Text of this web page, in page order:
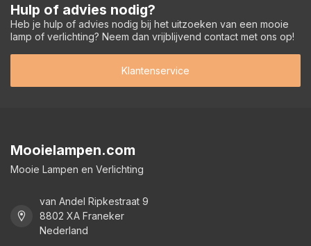
Hulp of advies nodig?
Heb je hulp of advies nodig bij het uitzoeken van een mooie
lamp of verlichting? Neem dan vrijblijvend contact met ons op!
Klantenservice
Mooielampen.com
Mooie Lampen en Verlichting
van Andel Ripkestraat 9
8802 XA Franeker
Nederland